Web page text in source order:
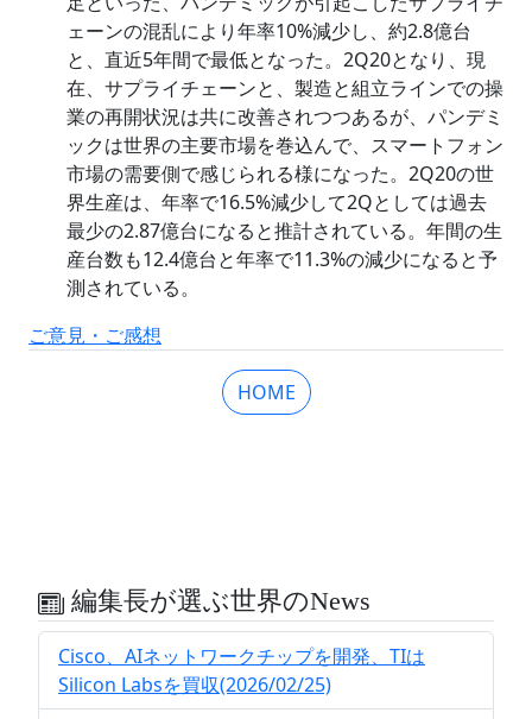
ェーンの混乱により年率10%減少し、約2.8億台
と、直近5年間で最低となった。2Q20となり、現
在、サプライチェーンと、製造と組立ラインでの操
業の再開状況は共に改善されつつあるが、パンデミ
ックは世界の主要市場を巻込んで、スマートフォン
市場の需要側で感じられる様になった。2Q20の世
界生産は、年率で16.5%減少して2Qとしては過去
最少の2.87億台になると推計されている。年間の生
産台数も12.4億台と年率で11.3%の減少になると予
測されている。
ご意見・ご感想
HOME
編集長が選ぶ世界のNews
Cisco、AIネットワークチップを開発、TIは
Silicon Labsを買収(2026/02/25)